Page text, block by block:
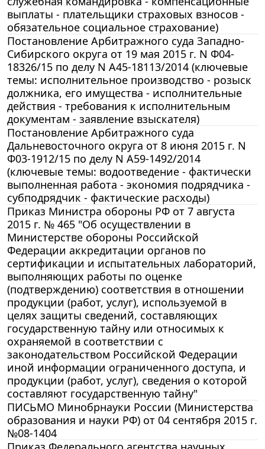
выплаты - плательщики страховых взносов -
обязательное социальное страхование)
Постановление Арбитражного суда Западно-
Сибирского округа от 19 мая 2015 г. N Ф04-
18326/15 по делу N А45-18113/2014 (ключевые
темы: исполнительное производство - розыск
должника, его имущества - исполнительные
действия - требования к исполнительным
документам - заявление взыскателя)
Постановление Арбитражного суда
Дальневосточного округа от 8 июня 2015 г. N
Ф03-1912/15 по делу N А59-1492/2014
(ключевые темы: водоотведение - фактически
выполненная работа - экономия подрядчика -
субподрядчик - фактические расходы)
Приказ Министра обороны РФ от 7 августа
2015 г. № 465 "Об осуществлении в
Министерстве обороны Российской
Федерации аккредитации органов по
сертификации и испытательных лабораторий,
выполняющих работы по оценке
(подтверждению) соответствия в отношении
продукции (работ, услуг), используемой в
целях защиты сведений, составляющих
государственную тайну или относимых к
охраняемой в соответствии с
законодательством Российской Федерации
иной информации ограниченного доступа, и
продукции (работ, услуг), сведения о которой
составляют государственную тайну"
ПИСЬМО Минобрнауки России (Министерства
образования и науки РФ) от 04 сентября 2015 г.
№08-1404